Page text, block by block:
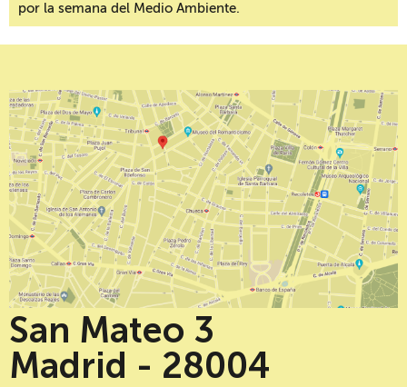
por la semana del Medio Ambiente.
San Mateo 3
Madrid - 28004